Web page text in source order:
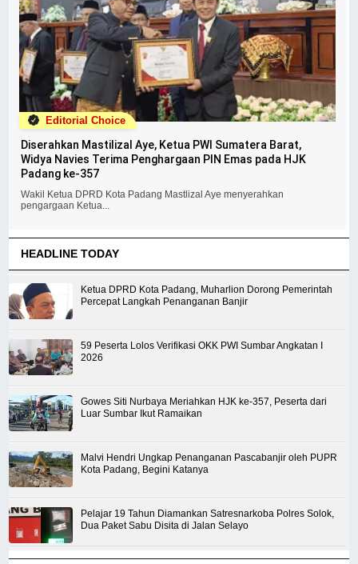
Editorial Choice
Diserahkan Mastilizal Aye, Ketua PWI Sumatera Barat,
Widya Navies Terima Penghargaan PIN Emas pada HJK
Padang ke-357
Wakil Ketua DPRD Kota Padang Mastlizal Aye menyerahkan
pengargaan Ketua...
HEADLINE TODAY
Ketua DPRD Kota Padang, Muharlion Dorong Pemerintah
Percepat Langkah Penanganan Banjir
59 Peserta Lolos Verifikasi OKK PWI Sumbar Angkatan I
2026
Gowes Siti Nurbaya Meriahkan HJK ke-357, Peserta dari
Luar Sumbar Ikut Ramaikan
Malvi Hendri Ungkap Penanganan Pascabanjir oleh PUPR
Kota Padang, Begini Katanya
Pelajar 19 Tahun Diamankan Satresnarkoba Polres Solok,
Dua Paket Sabu Disita di Jalan Selayo